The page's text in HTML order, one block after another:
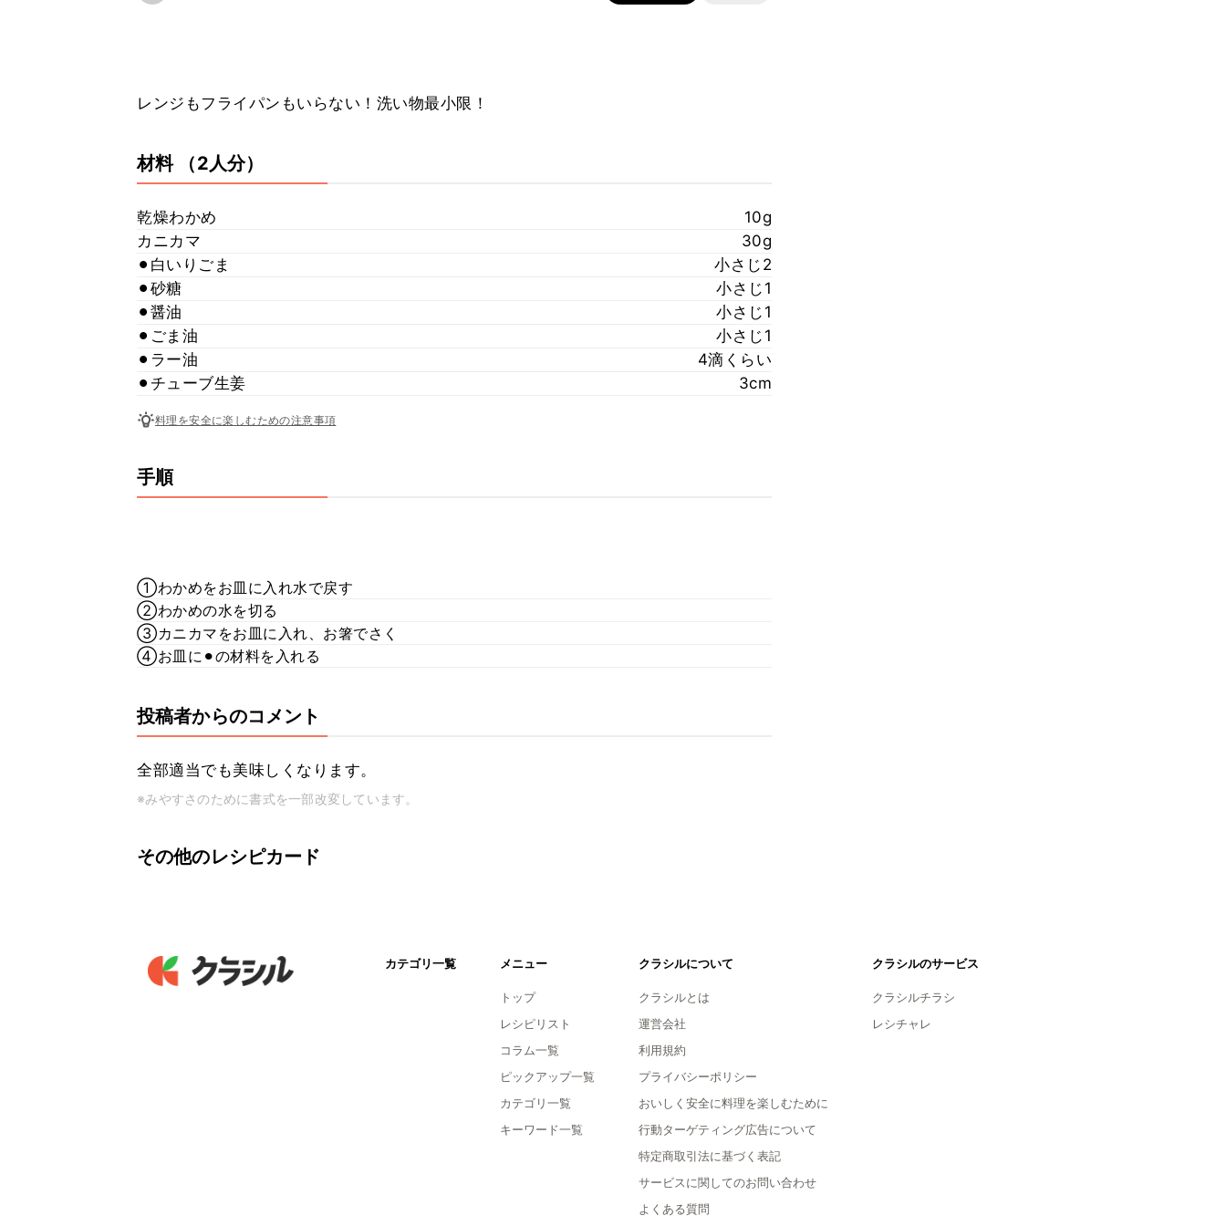
レンジもフライパンもいらない！洗い物最小限！
材料 （2人分）
乾燥わかめ
10g
カニカマ
30g
⚫︎白いりごま
小さじ2
⚫︎砂糖
小さじ1
⚫︎醤油
小さじ1
⚫︎ごま油
小さじ1
⚫︎ラー油
4滴くらい
⚫︎チューブ生姜
3cm
料理を安全に楽しむための注意事項
手順
①わかめをお皿に入れ水で戻す
②わかめの水を切る
③カニカマをお皿に入れ、お箸でさく
④お皿に⚫︎の材料を入れる
投稿者からのコメント
全部適当でも美味しくなります。
※みやすさのために書式を一部改変しています。
その他のレシピカード
カテゴリ一覧 メニュー
トップ
レシピリスト
コラム一覧
ピックアップ一覧
カテゴリ一覧
キーワード一覧
クラシルについて
クラシルとは
運営会社
利用規約
プライバシーポリシー
おいしく安全に料理を楽しむために
行動ターゲティング広告について
特定商取引法に基づく表記
サービスに関してのお問い合わせ
よくある質問
クラシルのサービス
クラシルチラシ
レシチャレ